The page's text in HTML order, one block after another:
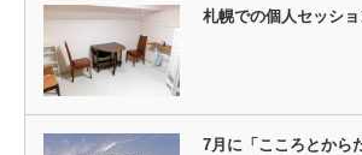
札幌での個人セッショ
7月に「こころとから